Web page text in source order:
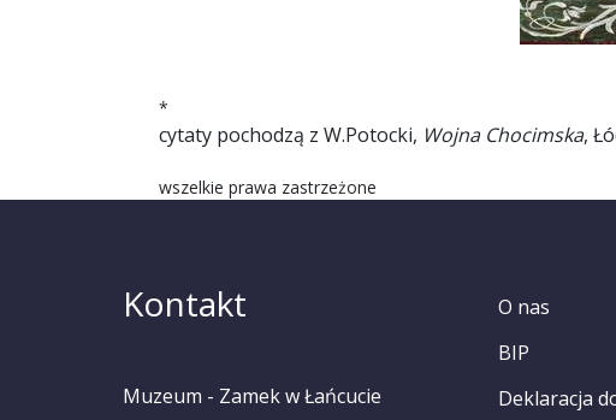
*
cytaty pochodzą z W.Potocki, Wojna Chocimska,
wszelkie prawa zastrzeżone
Kontakt
Muzeum - Zamek w Łańcucie
O nas
BIP
Deklaracja